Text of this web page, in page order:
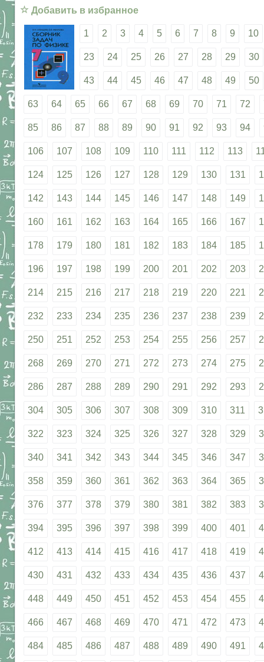
☆ Добавить в избранное
1 2 3 4 5 6 7 8 9 10
23 24 25 26 27 28 29 30
43 44 45 46 47 48 49 50
63 64 65 66 67 68 69 70 71 72
85 86 87 88 89 90 91 92 93 94
106 107 108 109 110 111 112 113
124 125 126 127 128 129 130 131
142 143 144 145 146 147 148 149
160 161 162 163 164 165 166 167
178 179 180 181 182 183 184 185
196 197 198 199 200 201 202 203
214 215 216 217 218 219 220 221
232 233 234 235 236 237 238 239
250 251 252 253 254 255 256 257
268 269 270 271 272 273 274 275
286 287 288 289 290 291 292 293
304 305 306 307 308 309 310 311
322 323 324 325 326 327 328 329
340 341 342 343 344 345 346 347
358 359 360 361 362 363 364 365
376 377 378 379 380 381 382 383
394 395 396 397 398 399 400 401
412 413 414 415 416 417 418 419
430 431 432 433 434 435 436 437
448 449 450 451 452 453 454 455
466 467 468 469 470 471 472 473
484 485 486 487 488 489 490 491